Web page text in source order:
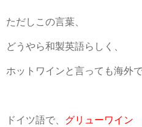
ただしこの言葉、
どうやら和製英語らしく、
ホットワインと言っても海外
ドイツ語で、 グリューワイン